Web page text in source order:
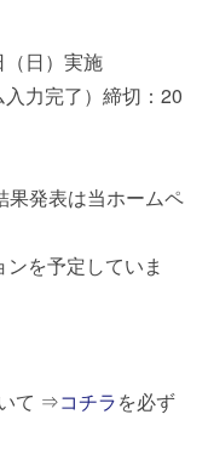
日）実施
力完了）締切：20
果発表は当ホームペ
を予定していま
て ⇒コチラを必ず